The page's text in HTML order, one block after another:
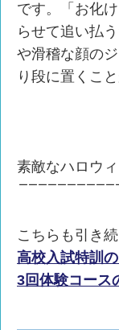
です。「お化
らせて追い払
や滑稽な顔の
り段に置くこ
素敵なハロウ
ーーーーーーーーー
こちらも引き
高校入試特訓
3回体験コース